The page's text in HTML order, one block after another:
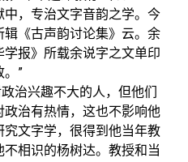
，专治文字音韵之学。今
辑《古声韵讨论集》云。余
报》所载余说字之文单印
”
治兴趣不大的人，但他们
治有热情，这也不影响他
文字学，很得到他当年教
相识的杨树达。教授和当